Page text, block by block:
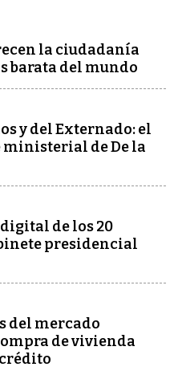
la ciudadanía
barata del mundo
y del Externado: el
ministerial de De la
de los 20
presidencial
del mercado
de vivienda